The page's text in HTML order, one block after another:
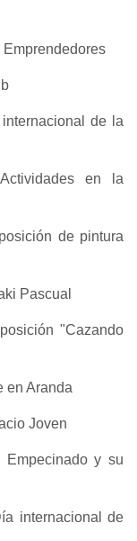
Emprendedores
de la
en la
de pintura
Pascual
"Cazando
en Aranda
Joven
y su
internacional de